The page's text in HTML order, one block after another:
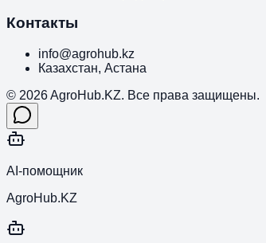
Контакты
info@agrohub.kz
Казахстан, Астана
© 2026 AgroHub.KZ. Все права защищены.
AI-помощник
AgroHub.KZ